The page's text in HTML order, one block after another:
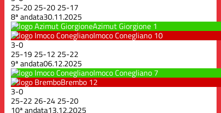
25-20 25-20 25-17
8ª andata30.11.2025
Azimut Giorgione 1
Imoco Conegliano 10
3-0
25-19 25-12 25-22
9ª andata06.12.2025
Imoco Conegliano 7
Brembo 12
3-0
25-22 26-24 25-20
10ª andata13.12.2025